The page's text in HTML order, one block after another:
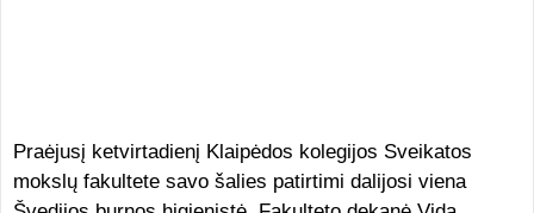
Praėjusį ketvirtadienį Klaipėdos kolegijos Sveikatos
mokslų fakultete savo šalies patirtimi dalijosi viena